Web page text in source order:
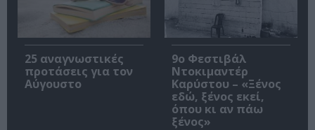
25 αναγνωστικές
προτάσεις για τον
Αύγουστο
9ο Φεστιβάλ
Ντοκιμαντέρ
Καρύστου – «Ξένος
εδώ, ξένος εκεί,
όπου κι αν πάω
ξένος»